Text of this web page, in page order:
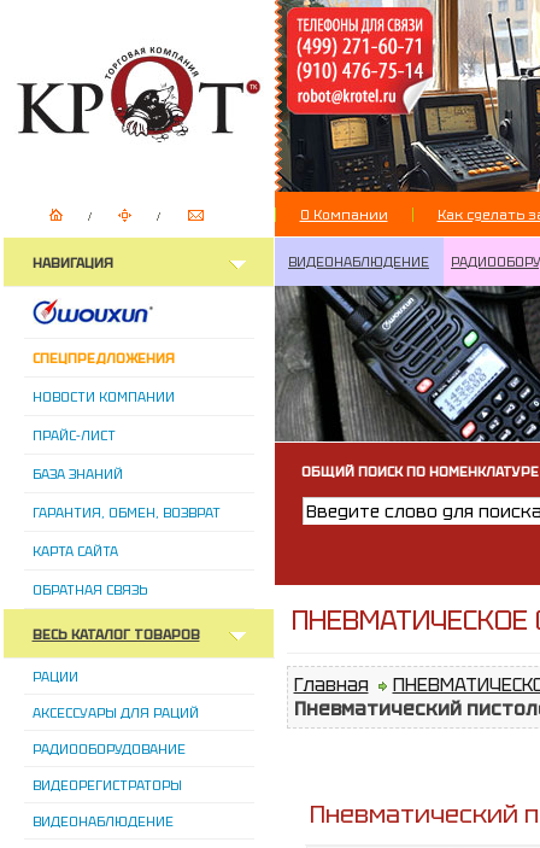
О Компании Как сделать
НАВИГАЦИЯ
СПЕЦПРЕДЛОЖЕНИЯ
НОВОСТИ КОМПАНИИ
ПРАЙС-ЛИСТ
БАЗА ЗНАНИЙ
ГАРАНТИЯ, ОБМЕН, ВОЗВРАТ
КАРТА САЙТА
ОБРАТНАЯ СВЯЗЬ
ВЕСЬ КАТАЛОГ ТОВАРОВ
РАЦИИ
АКСЕССУАРЫ ДЛЯ РАЦИЙ
РАДИООБОРУДОВАНИЕ
ВИДЕОРЕГИСТРАТОРЫ
ВИДЕОНАБЛЮДЕНИЕ
ВИДЕОНАБЛЮДЕНИЕ
ОБЩИЙ ПОИСК ПО НОМЕНКЛАТУРЕ
Главная
Пневматический
Пневматический